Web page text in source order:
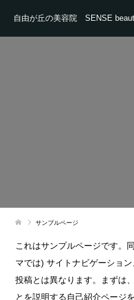
自由が丘の美容院 SENSE
サンプルページ
これはサンプルページです。
マでは) サイトナビゲーショ
投稿とは異なります。まずは
とを説明する自己紹介ページ